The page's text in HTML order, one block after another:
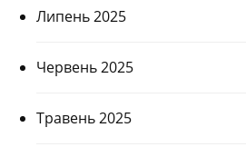
Липень 2025
Червень 2025
Травень 2025